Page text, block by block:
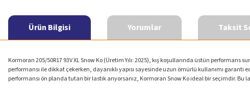
Ürün Bilgisi Yorumlar Taksit
Kormoran 205/50R17 93V XL Snow Ko (Üretim Yılı: 2025), kış koşullarında üstün
performansı ile dikkat çekerken, dayanıklı yapısı sayesinde uzun ömürlü kullanımı
performansı ön planda tutan bir lastik arıyorsanız, Kormoran Snow Ko ideal bir seçimdir. Bu